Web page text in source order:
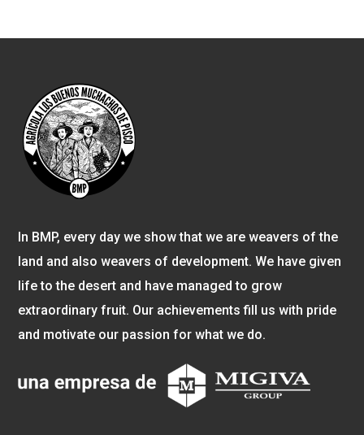
In BMP, every day we show that we are weavers of the
land and also weavers of development. We have given
life to the desert and have managed to grow
extraordinary fruit. Our achievements fill us with pride
and motivate our passion for what we do.